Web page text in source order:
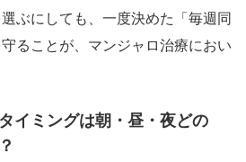
ぶにしても、一度決めた「毎週同
ることが、マンジャロ治療におい
イミングは朝・昼・夜どの